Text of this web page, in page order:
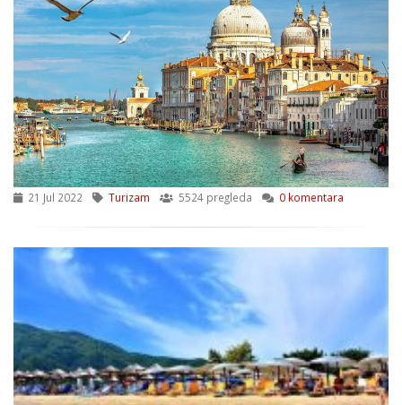
21 Jul 2022 Turizam 5524 pregleda 0 komentara